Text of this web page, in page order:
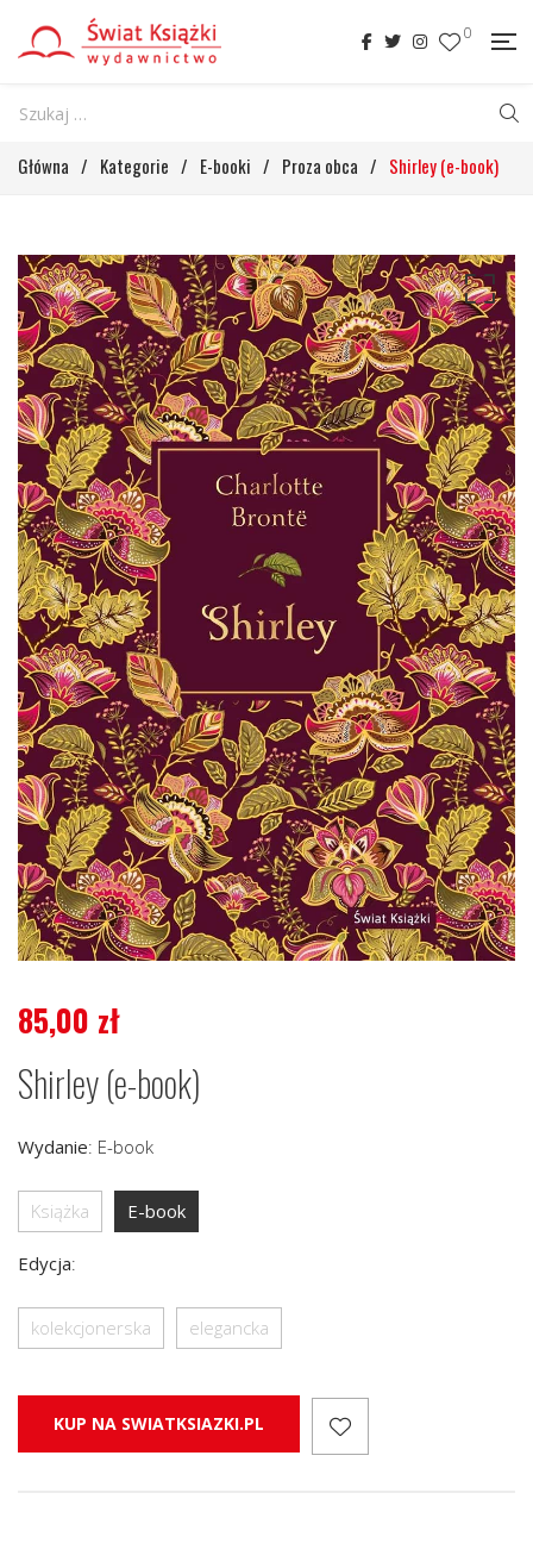
0
Główna / Kategorie / E-booki / Proza obca / Shirley (e-book)
85,00 zł
Shirley (e-book)
Wydanie: E-book
Książka E-book
Edycja:
kolekcjonerska elegancka
KUP NA SWIATKSIAZKI.PL